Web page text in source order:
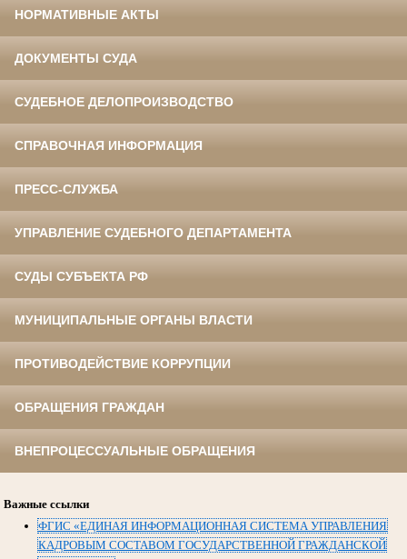
НОРМАТИВНЫЕ АКТЫ
ДОКУМЕНТЫ СУДА
СУДЕБНОЕ ДЕЛОПРОИЗВОДСТВО
СПРАВОЧНАЯ ИНФОРМАЦИЯ
ПРЕСС-СЛУЖБА
УПРАВЛЕНИЕ СУДЕБНОГО ДЕПАРТАМЕНТА
СУДЫ СУБЪЕКТА РФ
МУНИЦИПАЛЬНЫЕ ОРГАНЫ ВЛАСТИ
ПРОТИВОДЕЙСТВИЕ КОРРУПЦИИ
ОБРАЩЕНИЯ ГРАЖДАН
ВНЕПРОЦЕССУАЛЬНЫЕ ОБРАЩЕНИЯ
Важные ссылки
ФГИС «ЕДИНАЯ ИНФОРМАЦИОННАЯ СИСТЕМА УПРАВЛЕНИЯ
КАДРОВЫМ СОСТАВОМ ГОСУДАРСТВЕННОЙ ГРАЖДАНСКОЙ